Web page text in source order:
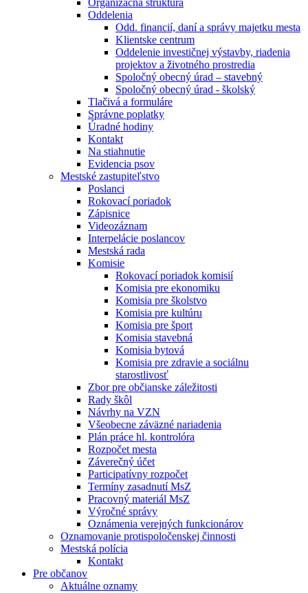
Organizačná štruktúra
Oddelenia
Odd. financií, daní a správy majetku mesta
Klientske centrum
Oddelenie investičnej výstavby, riadenia
projektov a životného prostredia
Spoločný obecný úrad – stavebný
Spoločný obecný úrad - školský
Tlačivá a formuláre
Správne poplatky
Úradné hodiny
Kontakt
Na stiahnutie
Evidencia psov
Mestské zastupiteľstvo
Poslanci
Rokovací poriadok
Zápisnice
Videozáznam
Interpelácie poslancov
Mestská rada
Komisie
Rokovací poriadok komisií
Komisia pre ekonomiku
Komisia pre školstvo
Komisia pre kultúru
Komisia pre šport
Komisia stavebná
Komisia bytová
Komisia pre zdravie a sociálnu
starostlivosť
Zbor pre občianske záležitosti
Rady škôl
Návrhy na VZN
Všeobecne záväzné nariadenia
Plán práce hl. kontrolóra
Rozpočet mesta
Záverečný účet
Participatívny rozpočet
Termíny zasadnutí MsZ
Pracovný materiál MsZ
Výročné správy
Oznámenia verejných funkcionárov
Oznamovanie protispoločenskej činnosti
Mestská polícia
Kontakt
Pre občanov
Aktuálne oznamy